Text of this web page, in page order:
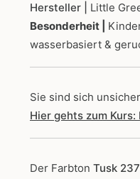
Hersteller | Little
Besonderheit |
wasserbasiert &
Sie sind sich
Hier gehts zum
Der Farbton Tusk 237